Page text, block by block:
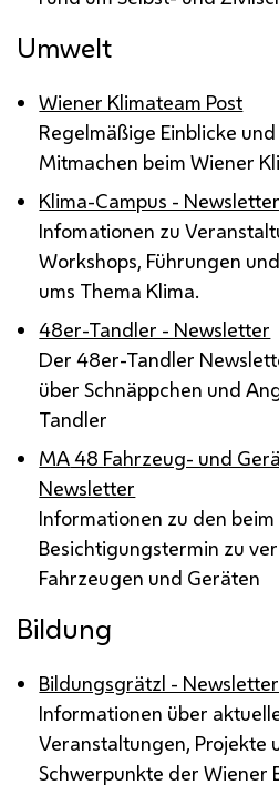
Umwelt
Wiener Klimateam Post
Regelmäßige Einblicke
Mitmachen beim Wiener
Klima-Campus - Newsletter
Infomationen zu
Workshops, Führungen
ums Thema Klima.
48er-Tandler - Newsletter
Der 48er-Tandler
über Schnäppchen und
Tandler
MA48 Fahrzeug- und
Newsletter
Informationen zu den
Besichtigungstermin zu
Fahrzeugen und Geräten
Bildung
Bildungsgrätzl - Newsletter
Informationen über
Veranstaltungen, Projekte
Schwerpunkte der Wiener